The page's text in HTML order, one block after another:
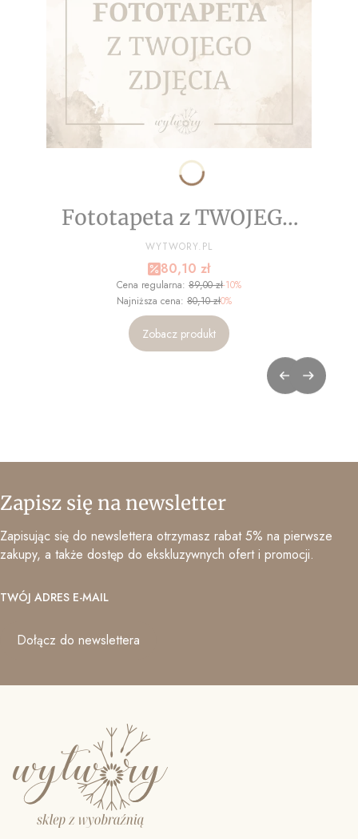
Fototapeta z TWOJEGO
ZDJĘCIA - NA WYMIAR
PRODUCENT
WYTWORY.PL
Cena promocyjna
80,10 zł
Cena regularna: 89,00 zł-10%
Najniższa cena: 80,10 zł0%
Zobacz produkt
Zapisz się na newsletter
Zapisując się do newslettera otrzymasz rabat 5% na pierwsze
zakupy, a także dostęp do ekskluzywnych ofert i promocji.
TWÓJ ADRES E-MAIL
Dołącz do newslettera